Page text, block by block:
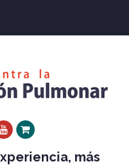
Youtube
Xing
más